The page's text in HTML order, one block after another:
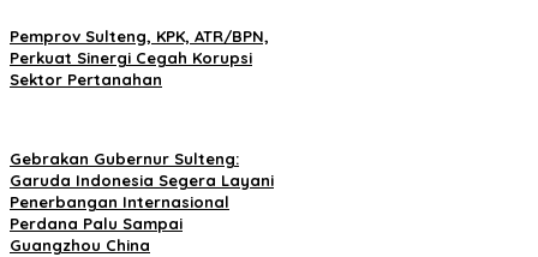
Pemprov Sulteng, KPK, ATR/BPN,
Perkuat Sinergi Cegah Korupsi
Sektor Pertanahan
Gebrakan Gubernur Sulteng:
Garuda Indonesia Segera Layani
Penerbangan Internasional
Perdana Palu Sampai
Guangzhou China